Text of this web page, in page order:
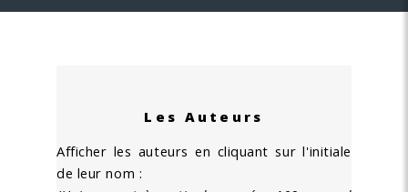
Les Auteurs
Afficher les auteurs en cliquant sur l'initiale
de leur nom :